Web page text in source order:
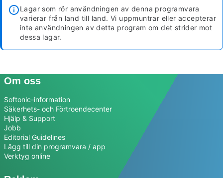
Lagar som rör användningen av denna programvara
varierar från land till land. Vi uppmuntrar eller accepterar
inte användningen av detta program om det strider mot
dessa lagar.
Om oss
Softonic-information
Säkerhets- och Förtroendecenter
Hjälp & Support
Jobb
Editorial Guidelines
Lägg till din programvara / app
Verktyg online